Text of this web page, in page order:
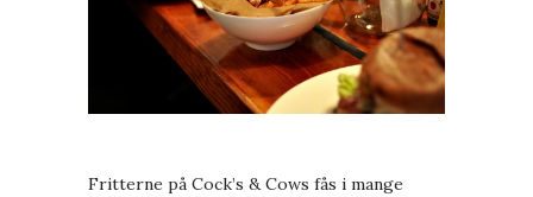
Fritterne på Cock’s & Cows fås i mange